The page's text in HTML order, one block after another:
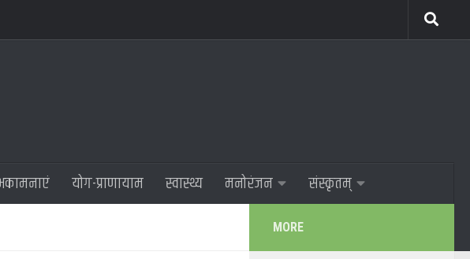
योग-प्राणायाम स्वास्थ्य मनोरंजन संस्कृतम्
MORE